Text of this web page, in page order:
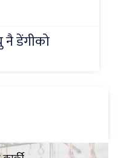
नै डेंगीको